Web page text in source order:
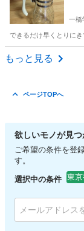
一橋
できるだけ早くとりに
東京 小平市
もっと見る
ページTOPへ
欲しいモノが見
ご希望の条件を登
す。
選択中の条件 東